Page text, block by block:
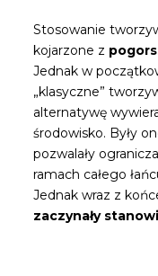
Stosowanie
kojarzone z
Jednak w
„klasyczne”
alternatywę
środowisko. Były
pozwalały
ramach całego
Jednak wraz z
zaczynały